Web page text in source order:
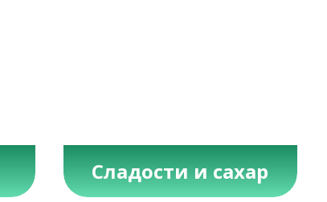
Сладости и сахар